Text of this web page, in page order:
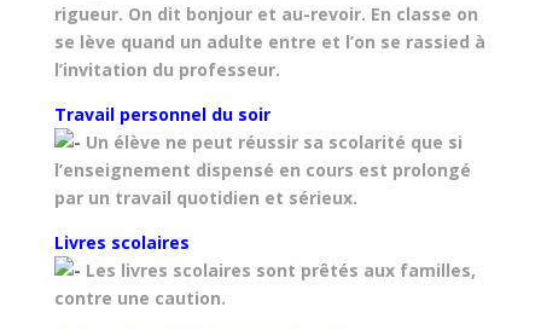
rigueur. On dit bonjour et au-revoir. En classe on
se lève quand un adulte entre et l’on se rassied à
l’invitation du professeur.
Travail personnel du soir
Un élève ne peut réussir sa scolarité que si
l’enseignement dispensé en cours est prolongé
par un travail quotidien et sérieux.
Livres scolaires
Les livres scolaires sont prêtés aux familles,
contre une caution.